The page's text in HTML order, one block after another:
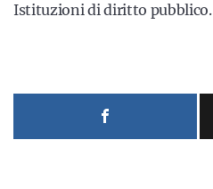
Istituzioni di diritto pubblico.